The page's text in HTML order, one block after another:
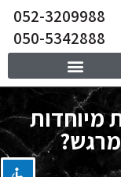
052-3209988
050-5342888
מיוחדות